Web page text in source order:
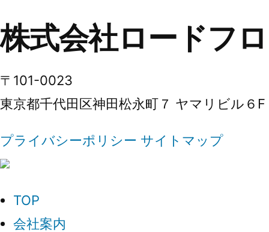
ビ
ゲ
ー
シ
ョ
ン
株式会社ロードフ
〒101-0023
東京都千代田区神田松永町７ ヤマリビル６F
プライバシーポリシー サイトマップ
TOP
会社案内